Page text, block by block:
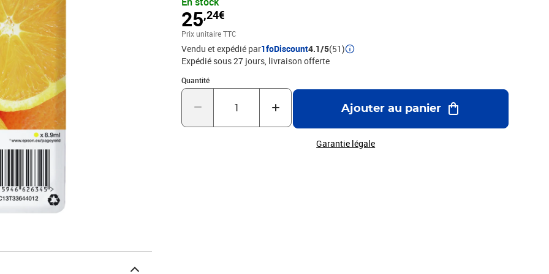
25,24€
Prix unitaire TTC
Vendu et expédié par1foDiscount4.1/5(51)
Expédié sous 27 jours livraison offerte
Quantité
Quantité : 1
Ajouter au panier
Garantie légale